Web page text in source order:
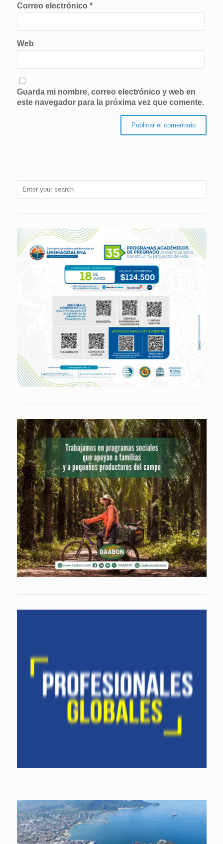
Correo electrónico *
Web
Guarda mi nombre, correo electrónico y web en
este navegador para la próxima vez que comente.